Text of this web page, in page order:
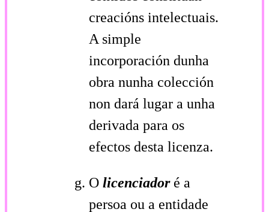
creacións intelectuais.
A simple
incorporación dunha
obra nunha colección
non dará lugar a unha
derivada para os
efectos desta licenza.
O licenciador é a
persoa ou a entidade